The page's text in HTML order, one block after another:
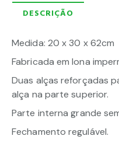
DESCRIÇÃO
Medida: 20 x 30 x 62cm
Fabricada em lona
Duas alças reforçadas
alça na parte superior.
Parte interna grande
Fechamento regulável.